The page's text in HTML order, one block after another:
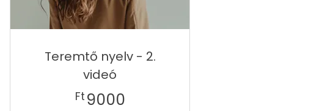
Teremtő nyelv - 2.
videó
Ft 9000